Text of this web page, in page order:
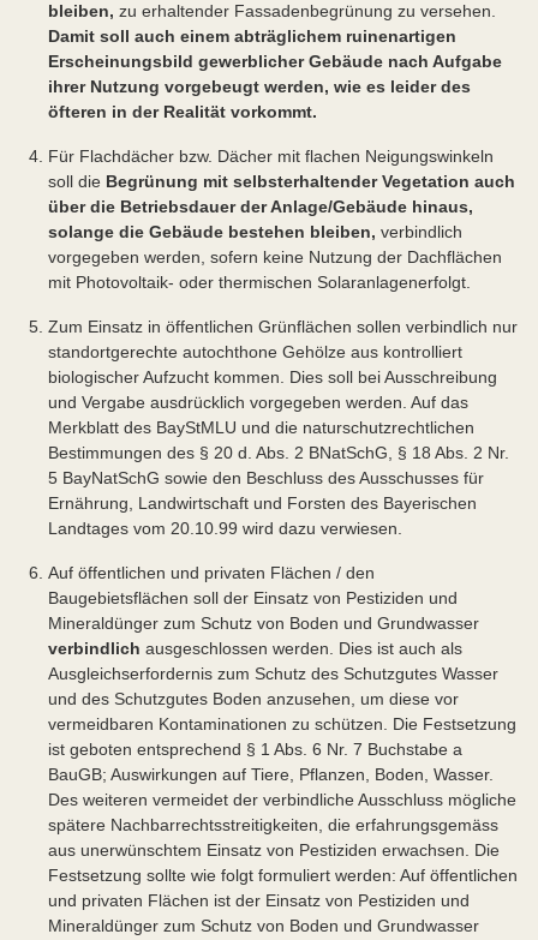
bleiben, zu erhaltender Fassadenbegrünung zu versehen.
Damit soll auch einem abträglichem ruinenartigen
Erscheinungsbild gewerblicher Gebäude nach Aufgabe
ihrer Nutzung vorgebeugt werden, wie es leider des
öfteren in der Realität vorkommt.
Für Flachdächer bzw. Dächer mit flachen Neigungswinkeln
soll die Begrünung mit selbsterhaltender Vegetation auch
über die Betriebsdauer der Anlage/Gebäude hinaus,
solange die Gebäude bestehen bleiben, verbindlich
vorgegeben werden, sofern keine Nutzung der Dachflächen
mit Photovoltaik- oder thermischen Solaranlagenerfolgt.
Zum Einsatz in öffentlichen Grünflächen sollen verbindlich nur
standortgerechte autochthone Gehölze aus kontrolliert
biologischer Aufzucht kommen. Dies soll bei Ausschreibung
und Vergabe ausdrücklich vorgegeben werden. Auf das
Merkblatt des BayStMLU und die naturschutzrechtlichen
Bestimmungen des § 20 d. Abs. 2 BNatSchG, § 18 Abs. 2 Nr.
5 BayNatSchG sowie den Beschluss des Ausschusses für
Ernährung, Landwirtschaft und Forsten des Bayerischen
Landtages vom 20.10.99 wird dazu verwiesen.
Auf öffentlichen und privaten Flächen / den
Baugebietsflächen soll der Einsatz von Pestiziden und
Mineraldünger zum Schutz von Boden und Grundwasser
verbindlich ausgeschlossen werden. Dies ist auch als
Ausgleichserfordernis zum Schutz des Schutzgutes Wasser
und des Schutzgutes Boden anzusehen, um diese vor
vermeidbaren Kontaminationen zu schützen. Die Festsetzung
ist geboten entsprechend § 1 Abs. 6 Nr. 7 Buchstabe a
BauGB; Auswirkungen auf Tiere, Pflanzen, Boden, Wasser.
Des weiteren vermeidet der verbindliche Ausschluss mögliche
spätere Nachbarrechtsstreitigkeiten, die erfahrungsgemäss
aus unerwünschtem Einsatz von Pestiziden erwachsen. Die
Festsetzung sollte wie folgt formuliert werden: Auf öffentlichen
und privaten Flächen ist der Einsatz von Pestiziden und
Mineraldünger zum Schutz von Boden und Grundwasser